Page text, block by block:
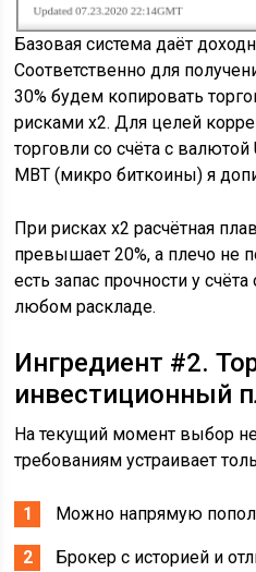
Базовая система даёт
Соответственно для
30% будем копировать
рисками х2. Для целей
торговли со счёта с
MBT (микро биткоины) я
При рисках х2 расчётная
превышает 20%, а плечо не
есть запас прочности у
любом раскладе.
Ингредиент #2.
инвестиционный
На текущий момент выбор
требованиям устраивает
Можно напрямую
Брокер с историей и